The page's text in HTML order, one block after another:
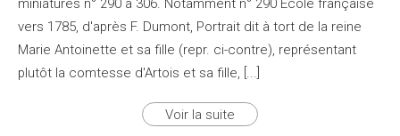
miniatures n° 290 à 306. Notamment n° 290 Ecole française
vers 1785, d'après F. Dumont, Portrait dit à tort de la reine
Marie Antoinette et sa fille (repr. ci-contre), représentant
plutôt la comtesse d'Artois et sa fille, [...]
Voir la suite